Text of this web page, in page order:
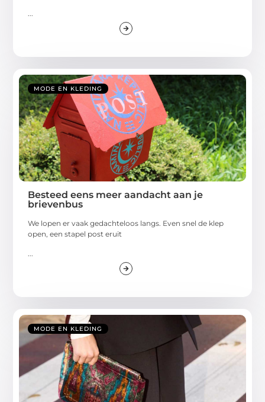
...
MODE EN KLEDING
Besteed eens meer aandacht aan je
brievenbus
We lopen er vaak gedachteloos langs. Even snel de klep
open, een stapel post eruit
MODE EN KLEDING